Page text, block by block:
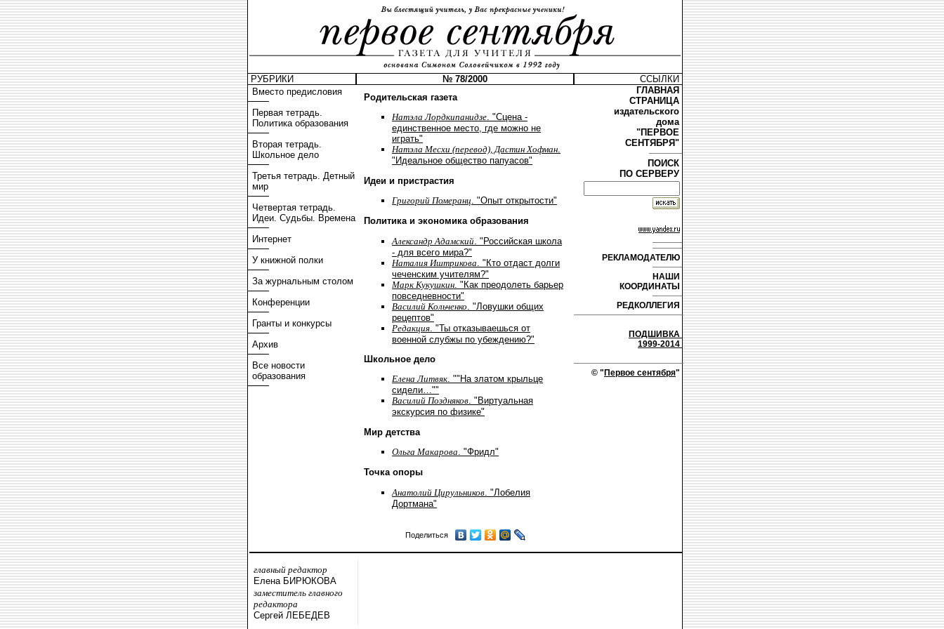
РУБРИКИ № 78/2000
ССЫЛКИ
Вместо предисловия
Первая тетрадь.
Политика образования
Вторая тетрадь.
Школьное дело
Третья тетрадь. Детный
мир
Четвертая тетрадь.
Идеи. Судьбы. Времена
Интернет
У книжной полки
За журнальным столом
Конференции
Гранты и конкурсы
Архив
Все новости
образования
Родительская газета
Натэла Лордкипанидзе. "Сцена -
единственное место, где можно не
играть"
Натэла Месхи (перевод), Дастин Хофман.
"Идеальное общество папуасов"
Идеи и пристрастия
Григорий Померанц . "Опыт открытости"
Политика и экономика образования
Александр Адамский . "Российская школа
- для всего мира?"
Наталия Иштрикова . "Кто отдаст долги
чеченским учителям?"
Марк Кукушкин . "Как преодолеть барьер
повседневности"
Василий Кольченко . "Ловушки общих
рецептов"
Редакция . "Ты отказываешься от
военной слубжы по убеждению?"
Школьное дело
Елена Литвяк. ""На златом крыльце
сидели…""
Василий Поздняков. "Виртуальная
экскурсия по физике"
Мир детства
Ольга Макарова . "Фридл"
Точка опоры
Анатолий Цирульников . "Лобелия
Дортмана"
Поделиться
ГЛАВНАЯ
СТРАНИЦА
издательского
дома
"ПЕРВОЕ
СЕНТЯБРЯ"
ПОИСК
ПО СЕРВЕРУ
РЕКЛАМОДАТЕЛЮ
НАШИ
КООРДИНАТЫ
РЕДКОЛЛЕГИЯ
ПОДШИВКА
1999-2014
© " Первое сентября"
главный редактор
Елена БИРЮКОВА
заместитель главного
редактора
Сергей ЛЕБЕДЕВ